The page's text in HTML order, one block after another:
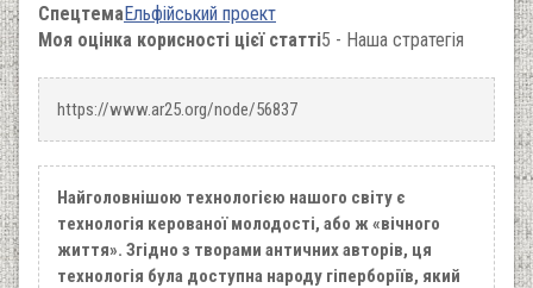
СпецтемаЕльфійський проект
Моя оцінка корисності цієї статті5 - Наша стратегія
https://www.ar25.org/node/56837
Найголовнішою технологією нашого світу є
технологія керованої молодості, або ж «вічного
життя». Згідно з творами античних авторів, ця
технологія була доступна народу гіперборіїв, який